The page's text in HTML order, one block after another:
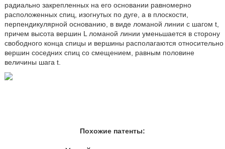
радиально закрепленных на его основании равномерно
расположенных спиц, изогнутых по дуге, а в плоскости,
перпендикулярной основанию, в виде ломаной линии с шагом t,
причем высота вершин L ломаной линии уменьшается в сторону
свободного конца спицы и вершины располагаются относительно
вершин соседних спиц со смещением, равным половине
величины шага t.
Похожие патенты: